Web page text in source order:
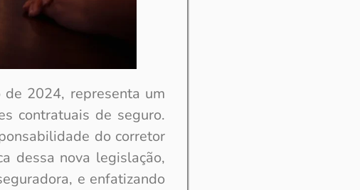
2024, representa um
contratuais de seguro.
do corretor
dessa nova legislação,
e enfatizando